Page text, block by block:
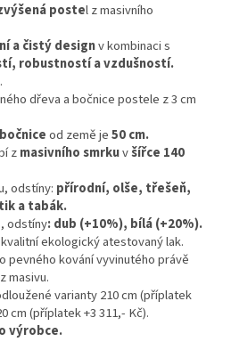
postel z masivního
a čistý designv kombinaci s
robustností a vzdušností.
dřeva a bočnice postele z 3 cm
od země je50 cm.
zmasivního smrkuvšířce 140
odstíny: přírodní, olše, třešeň,
a tabák.
odstíny: dub (+10%), bílá (+20%).
ekologický atestovaný lak.
pevného kování vyvinutého právě
masivu.
varianty 210 cm (příplatek
cm (příplatek +3 311,- Kč).
výrobce.